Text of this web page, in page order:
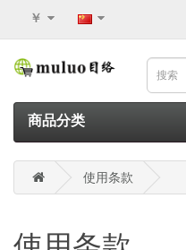
￥
商品分类
使用条款